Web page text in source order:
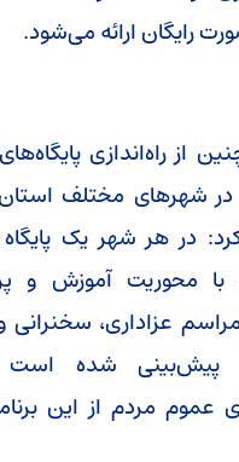
رایگان ارائه می‌شود.
از راه‌اندازی
در شهرهای مختلف
در هر شهر یک
با محوریت آموزش و
عزاداری، سخنرانی
پیش‌بینی شده است
عموم مردم از این